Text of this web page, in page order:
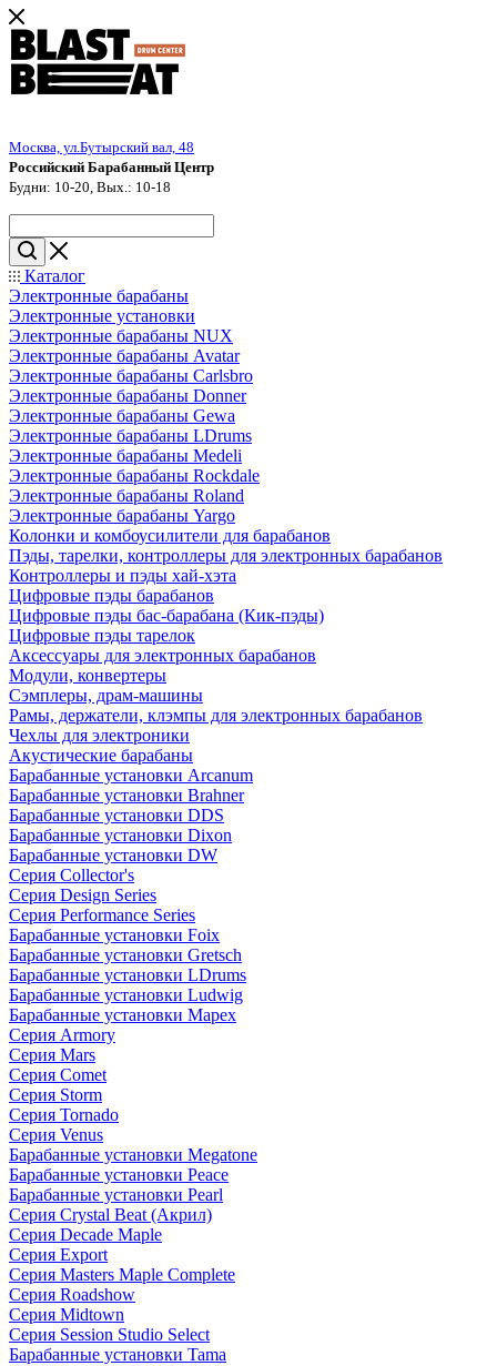
Москва, ул.Бутырский вал, 48
Российский Барабанный Центр
Будни: 10-20, Вых.: 10-18
Каталог
Электронные барабаны
Электронные установки
Электронные барабаны NUX
Электронные барабаны Avatar
Электронные барабаны Carlsbro
Электронные барабаны Donner
Электронные барабаны Gewa
Электронные барабаны LDrums
Электронные барабаны Medeli
Электронные барабаны Rockdale
Электронные барабаны Roland
Электронные барабаны Yargo
Колонки и комбоусилители для барабанов
Пэды, тарелки, контроллеры для электронных барабанов
Контроллеры и пэды хай-хэта
Цифровые пэды барабанов
Цифровые пэды бас-барабана (Кик-пэды)
Цифровые пэды тарелок
Аксессуары для электронных барабанов
Модули, конвертеры
Сэмплеры, драм-машины
Рамы, держатели, клэмпы для электронных барабанов
Чехлы для электроники
Акустические барабаны
Барабанные установки Arcanum
Барабанные установки Brahner
Барабанные установки DDS
Барабанные установки Dixon
Барабанные установки DW
Серия Collector's
Серия Design Series
Серия Performance Series
Барабанные установки Foix
Барабанные установки Gretsch
Барабанные установки LDrums
Барабанные установки Ludwig
Барабанные установки Mapex
Серия Armory
Серия Mars
Серия Comet
Серия Storm
Серия Tornado
Серия Venus
Барабанные установки Megatone
Барабанные установки Peace
Барабанные установки Pearl
Серия Crystal Beat (Акрил)
Серия Decade Maple
Серия Export
Серия Masters Maple Complete
Серия Roadshow
Серия Midtown
Серия Session Studio Select
Барабанные установки Tama